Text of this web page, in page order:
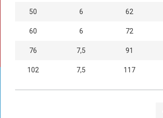
50 6 62
60 6 72
76 7,5 91
102 7,5 117